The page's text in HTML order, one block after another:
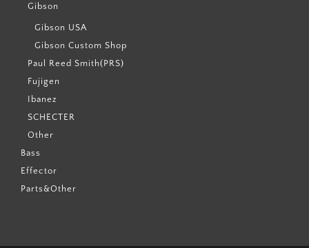
Gibson
Gibson USA
Gibson Custom Shop
Paul Reed Smith(PRS)
Fujigen
Ibanez
SCHECTER
Other
Bass
Effector
Parts&Other